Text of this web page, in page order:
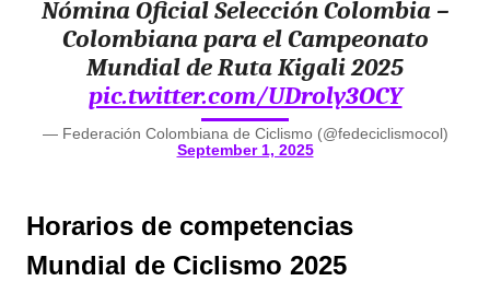
Nómina Oficial Selección Colombia –
Colombiana para el Campeonato
Mundial de Ruta Kigali 2025
pic.twitter.com/UDroly3OCY
— Federación Colombiana de Ciclismo (@fedeciclismocol)
September 1, 2025
Horarios de competencias
Mundial de Ciclismo 2025